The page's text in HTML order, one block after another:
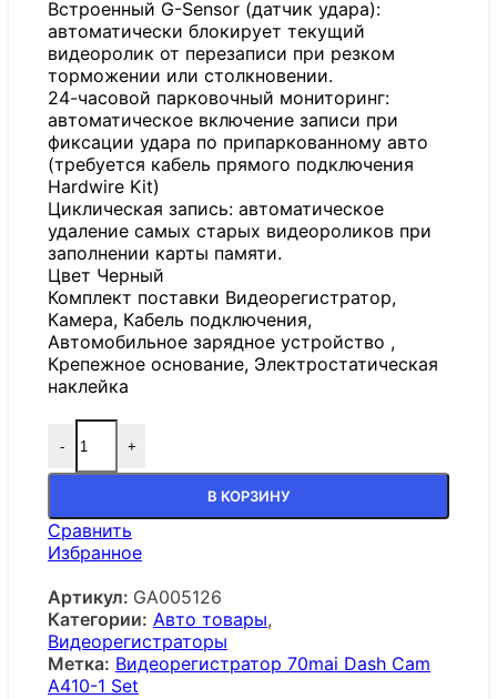
Встроенный G-Sensor (датчик удара):
автоматически блокирует текущий
видеоролик от перезаписи при резком
торможении или столкновении.
24-часовой парковочный мониторинг:
автоматическое включение записи при
фиксации удара по припаркованному авто
(требуется кабель прямого подключения
Hardwire Kit)
Циклическая запись: автоматическое
удаление самых старых видеороликов при
заполнении карты памяти.
Цвет Черный
Комплект поставки Видеорегистратор,
Камера, Кабель подключения,
Автомобильное зарядное устройство ,
Крепежное основание, Электростатическая
наклейка
- +
В КОРЗИНУ
Сравнить
Избранное
Артикул: GA005126
Категории: Авто товары,
Видеорегистраторы
Метка: Видеорегистратор 70mai Dash Cam
A410-1 Set